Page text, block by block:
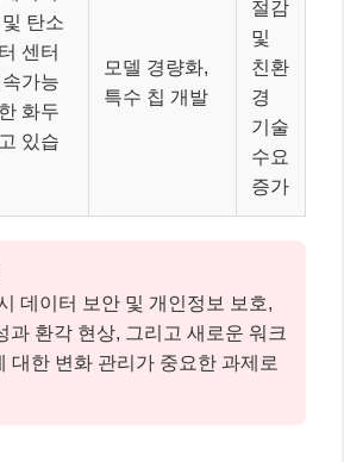
탄소
센터
가능
화두
있습
모델 경량화,
특수 칩 개발
절감
및
친환
경
기술
수요
증가
데이터 보안 및 개인정보 보호,
과 환각 현상, 그리고 새로운 워크
대한 변화 관리가 중요한 과제로